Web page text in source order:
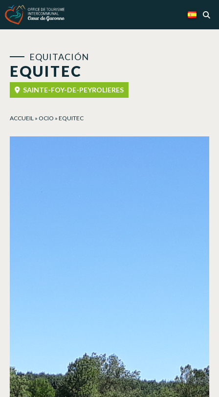
EQUITEC
EQUITACIÓN
SAINTE-FOY-DE-PEYROLIERES
ACCUEIL » OCIO » EQUITEC
Panel de gestión de cookies